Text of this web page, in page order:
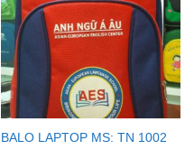
BALO LAPTOP MS: TN 1002